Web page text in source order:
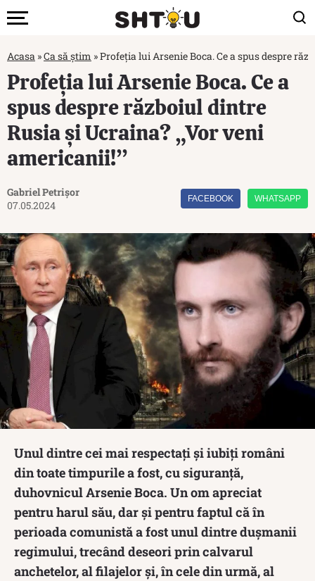
Acasa »Ca să știm »Profeția lui Arsenie Boca. Ce a spus despre
Profeția lui Arsenie Boca. Ce a
spus despre războiul dintre
Rusia și Ucraina? „Vor veni
americanii!”
Gabriel Petrișor
07.05.2024
FACEBOOK WHATSAPP
Unul dintre cei mai respectați și iubiți români
din toate timpurile a fost, cu siguranță,
duhovnicul Arsenie Boca. Un om apreciat
pentru harul său, dar și pentru faptul că în
perioada comunistă a fost unul dintre dușmanii
regimului, trecând deseori prin calvarul
anchetelor, al filajelor şi, în cele din urmă, al